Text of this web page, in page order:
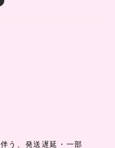
う、発送遅延・一部